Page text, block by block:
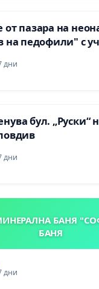
от пазара на
на педофили" с
дни
бул. „Руски“
дни
БАНЯ
БАНЯ
дни